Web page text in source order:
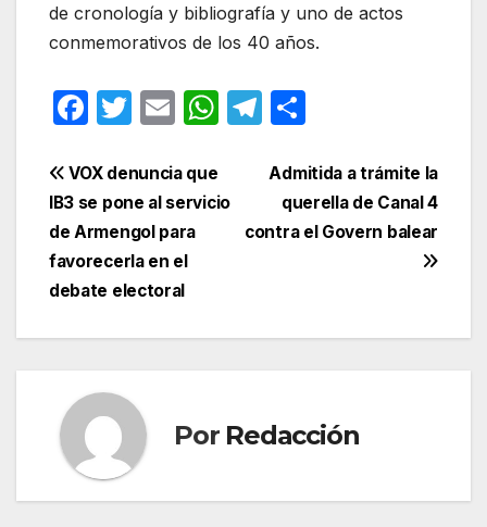
de cronología y bibliografía y uno de actos
conmemorativos de los 40 años.
F
c
e
b
o
k
T
itt
er
E
ail
W
s
T
e
gr
a
m
p
ar
Navegación
de
entradas
Admitida a trámite la
querella de Canal 4
contra el Govern balear
VOX denuncia que
IB3 se pone al servicio
de Armengol para
favorecerla en el
debate electoral
Por Redacción